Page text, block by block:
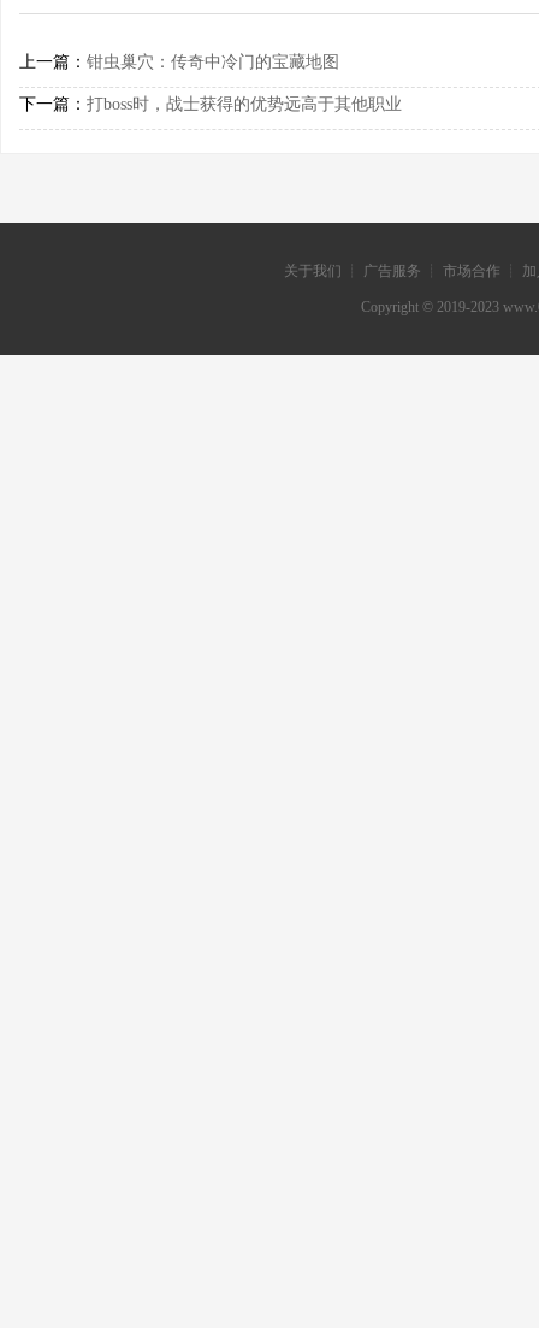
上一篇： 钳虫巢穴：传奇中冷门的宝藏地图
下一篇： 打boss时，战士获得的优势远高于其他职业
关于我们 ┊ 广告服务 ┊ 市场合作 ┊
Copyright © 2019-2023